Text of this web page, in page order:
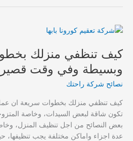
بأفضل
الأدوات
البسيطة
باقل
الاسعار
كيف تنظفي منزلك
وبسيطة وفي وقت قصير
نصائح شركة راحتك
كيف تنظفي منزلك بخطوات سريعة ان
تكون شاقة لبعض السيدات، وخاصة
بعض النصائح من اجل تنظيف المنزل،
عدة اجزاء واماكن مختلفة يجب